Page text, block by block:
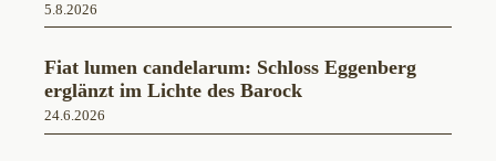
5.8.2026
Fiat lumen candelarum: Schloss Eggenberg
erglänzt im Lichte des Barock
24.6.2026